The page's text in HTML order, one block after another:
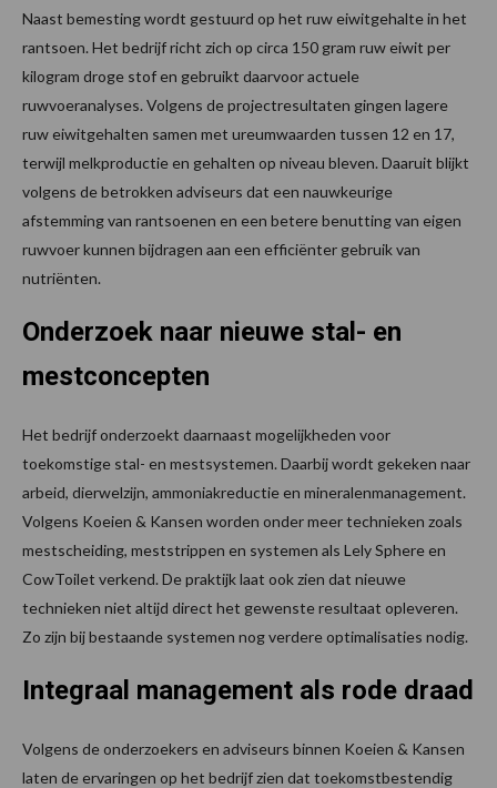
Naast bemesting wordt gestuurd op het ruw eiwitgehalte in het
rantsoen. Het bedrijf richt zich op circa 150 gram ruw eiwit per
kilogram droge stof en gebruikt daarvoor actuele
ruwvoeranalyses. Volgens de projectresultaten gingen lagere
ruw eiwitgehalten samen met ureumwaarden tussen 12 en 17,
terwijl melkproductie en gehalten op niveau bleven. Daaruit blijkt
volgens de betrokken adviseurs dat een nauwkeurige
afstemming van rantsoenen en een betere benutting van eigen
ruwvoer kunnen bijdragen aan een efficiënter gebruik van
nutriënten.
Onderzoek naar nieuwe stal- en
mestconcepten
Het bedrijf onderzoekt daarnaast mogelijkheden voor
toekomstige stal- en mestsystemen. Daarbij wordt gekeken naar
arbeid, dierwelzijn, ammoniakreductie en mineralenmanagement.
Volgens Koeien & Kansen worden onder meer technieken zoals
mestscheiding, meststrippen en systemen als Lely Sphere en
CowToilet verkend. De praktijk laat ook zien dat nieuwe
technieken niet altijd direct het gewenste resultaat opleveren.
Zo zijn bij bestaande systemen nog verdere optimalisaties nodig.
Integraal management als rode draad
Volgens de onderzoekers en adviseurs binnen Koeien & Kansen
laten de ervaringen op het bedrijf zien dat toekomstbestendig